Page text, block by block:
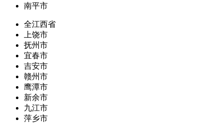
南平市
全江西省
上饶市
抚州市
宜春市
吉安市
赣州市
鹰潭市
新余市
九江市
萍乡市